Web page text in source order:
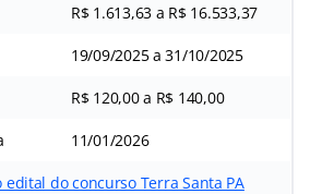
R$ 1.613,63 a R$ 16.533,37
19/09/2025 a 31/10/2025
R$ 120,00 a R$ 140,00
11/01/2026
do concurso Terra Santa PA